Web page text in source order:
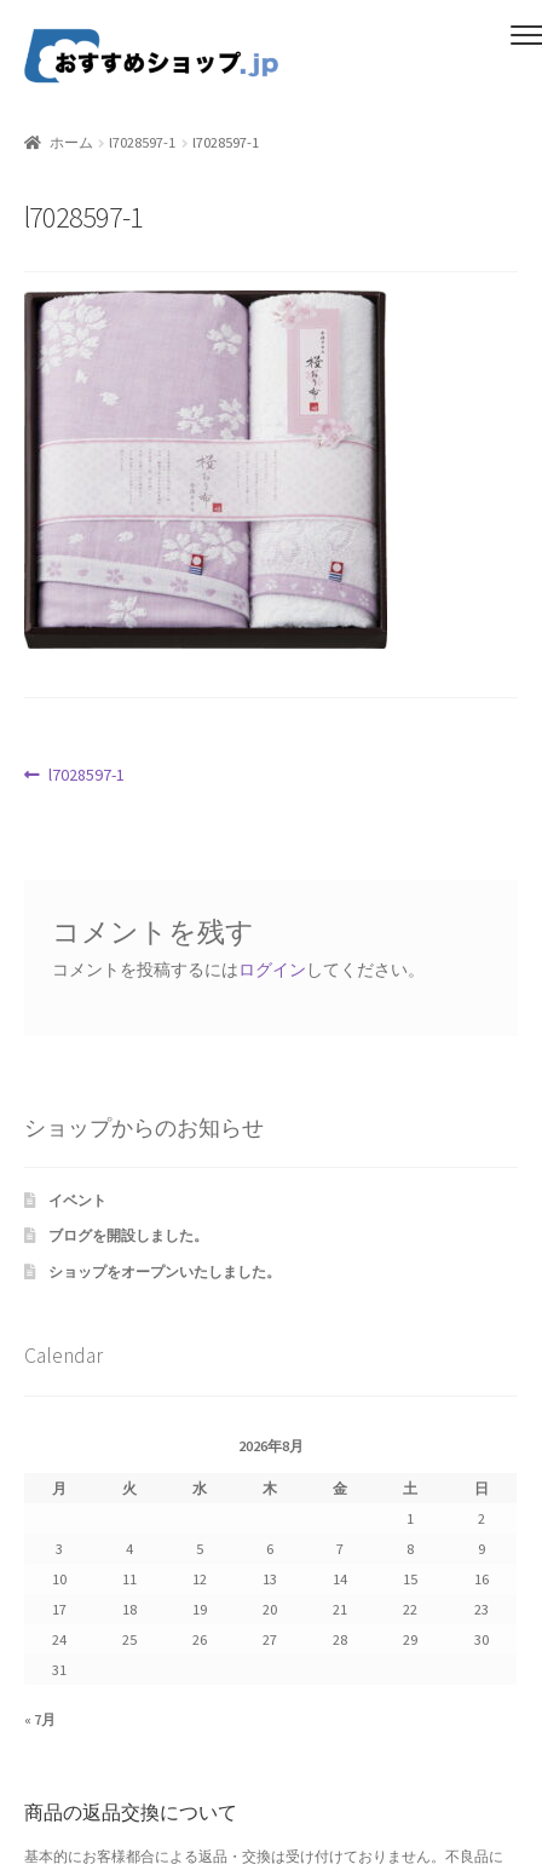
ナ
ビ
ン
キ
ッ
プ
コ
ン
ス
プ
ギフトカタログ（ユニバース）
gold-form
CF Dashboard
CF User Registration
CF campaign form
CF Listing Page
Request a Quote
Products Visibility
Delivery Driver App
Affiliate Dashboard
Shipment Tracking
wpwBot Mobile App
お問い合わせ
よくある質問
アフィリエイト登録
ホーム l7028597-1 l7028597-1
l7028597-1
投 前
l7028597-1
コメントを残す
コメントを投稿するにはログイン してください。
ショップからのお知らせ
イベント
ブログを開設しました。
ショップをオープンいたしました。
Calendar
2026年8月
月 火 水 木 金 土
日
1
2
3
4 5 6 7 8
9
10
11 12 13 14 15
16
17
18 19 20 21 22
23
24
25 26 27 28 29
30
31
« 7月
商品の返品交換について
基本的にお客様都合による返品・交換は受け付けておりません。不良品に